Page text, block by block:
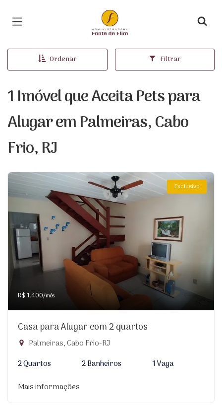
Página inicial
Ordenar Filtrar
1 Imóvel que Aceita Pets para
Alugar em Palmeiras, Cabo
Frio, RJ
Exclusivo
R$ 1.400/mês
Casa para Alugar com 2 quartos
Palmeiras, Cabo Frio-RJ
2 Quartos
2 Banheiros
1 Vaga
Mais informações